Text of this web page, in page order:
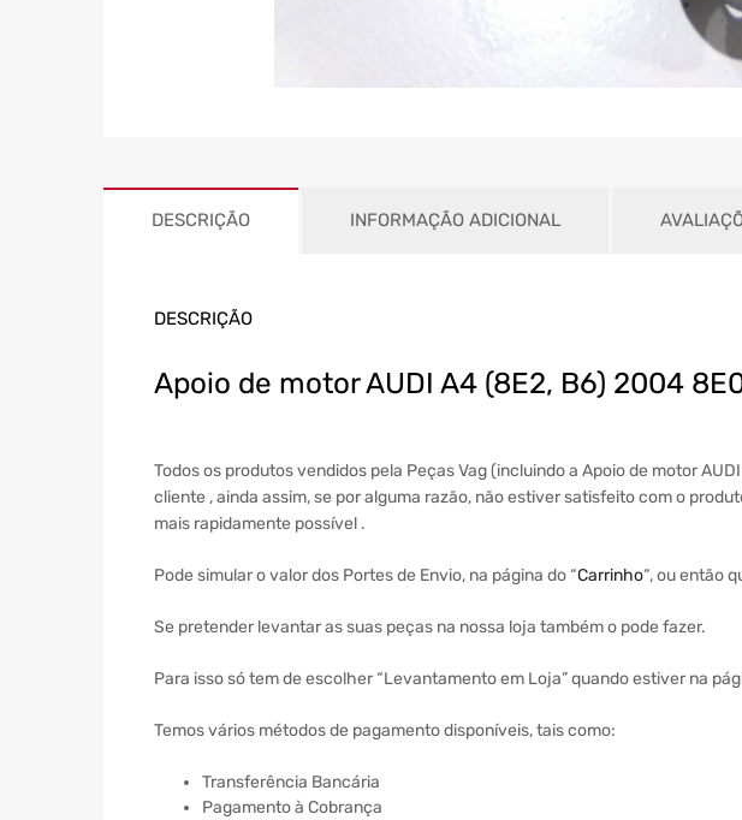
DESCRIÇÃO INFORMAÇÃO ADICIONAL
DESCRIÇÃO
Apoio de motor AUDI A4 (8E2, B6) 2004
Todos os produtos vendidos pela Peças Vag (incluindo a Apoio de motor
cliente , ainda assim, se por alguma razão, não estiver satisfeito com o
mais rapidamente possível .
Pode simular o valor dos Portes de Envio, na página do “Carrinho“, ou então
Se pretender levantar as suas peças na nossa loja também o pode fazer.
Para isso só tem de escolher “Levantamento em Loja” quando estiver na
Temos vários métodos de pagamento disponíveis, tais como:
Transferência Bancária
Pagamento à Cobrança